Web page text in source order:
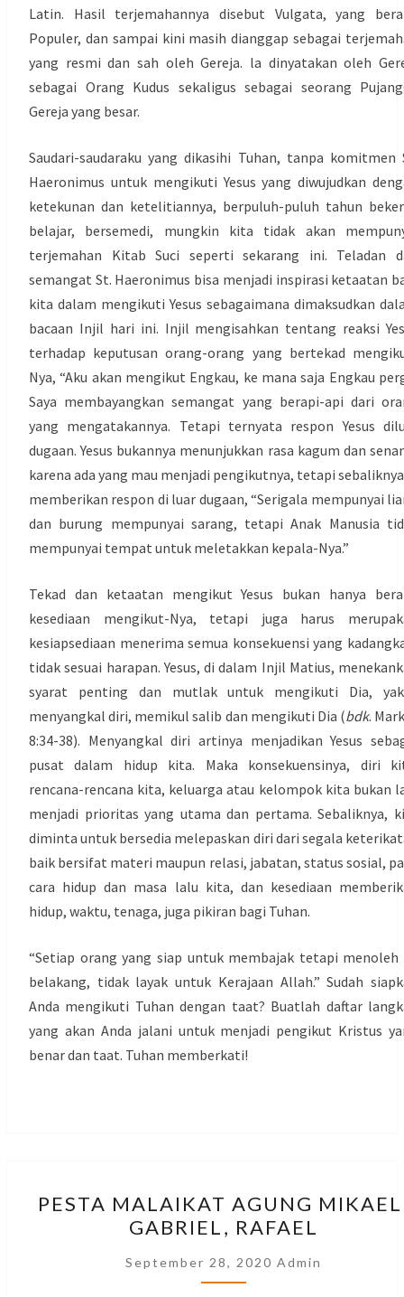
Latin. Hasil terjemahannya disebut Vulgata, yang
Populer, dan sampai kini masih dianggap sebagai
yang resmi dan sah oleh Gereja. la dinyatakan oleh
sebagai Orang Kudus sekaligus sebagai seorang
Gereja yang besar.
Saudari-saudaraku yang dikasihi Tuhan, tanpa komitmen
Haeronimus untuk mengikuti Yesus yang diwujudkan
ketekunan dan ketelitiannya, berpuluh-puluh tahun
belajar, bersemedi, mungkin kita tidak akan
terjemahan Kitab Suci seperti sekarang ini. Teladan
semangat St. Haeronimus bisa menjadi inspirasi ketaatan
kita dalam mengikuti Yesus sebagaimana dimaksudkan
bacaan Injil hari ini. Injil mengisahkan tentang reaksi
terhadap keputusan orang-orang yang bertekad
Nya, “Aku akan mengikut Engkau, ke mana saja Engkau
Saya membayangkan semangat yang berapi-api dari
yang mengatakannya. Tetapi ternyata respon Yesus
dugaan. Yesus bukannya menunjukkan rasa kagum dan
karena ada yang mau menjadi pengikutnya, tetapi
memberikan respon di luar dugaan, “Serigala mempunyai
dan burung mempunyai sarang, tetapi Anak Manusia
mempunyai tempat untuk meletakkan kepala-Nya.”
Tekad dan ketaatan mengikut Yesus bukan hanya
kesediaan mengikut-Nya, tetapi juga harus
kesiapsediaan menerima semua konsekuensi yang
tidak sesuai harapan. Yesus, di dalam Injil Matius,
syarat penting dan mutlak untuk mengikuti Dia,
menyangkal diri, memikul salib dan mengikuti Dia (bdk.
8:34-38). Menyangkal diri artinya menjadikan Yesus
pusat dalam hidup kita. Maka konsekuensinya, diri
rencana-rencana kita, keluarga atau kelompok kita bukan
menjadi prioritas yang utama dan pertama. Sebaliknya,
diminta untuk bersedia melepaskan diri dari segala
baik bersifat materi maupun relasi, jabatan, status sosial,
cara hidup dan masa lalu kita, dan kesediaan
hidup, waktu, tenaga, juga pikiran bagi Tuhan.
“Setiap orang yang siap untuk membajak tetapi menoleh
belakang, tidak layak untuk Kerajaan Allah.” Sudah
Anda mengikuti Tuhan dengan taat? Buatlah daftar
yang akan Anda jalani untuk menjadi pengikut Kristus
benar dan taat. Tuhan memberkati!
MALAIKAT
AGUNG
MIKAEL,
GABRIEL,
PESTA MALAIKAT AGUNG
GABRIEL, RAFAEL
September 28, 2020 Admin